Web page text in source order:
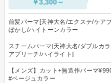
￥3,300～
前髪パーマ[天神大名/エクステ/ケア
ぼかし/ハイトーンカラー
スチームパーマ[天神大名/ダブルカ
アブリーチ/ハイライト]
【メンズ】カット+無造作パーマ
#ベージュカラー